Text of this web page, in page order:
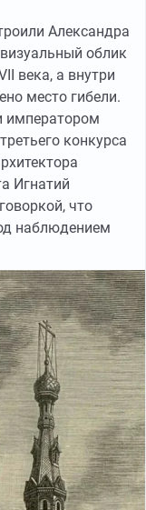
Александра
облик
века, а внутри
место гибели.
императором
конкурса
Игнатий
что
наблюдением